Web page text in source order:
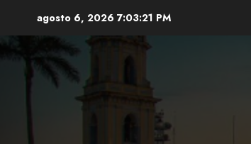
contenido
agosto 6, 2026 7:03:23 PM